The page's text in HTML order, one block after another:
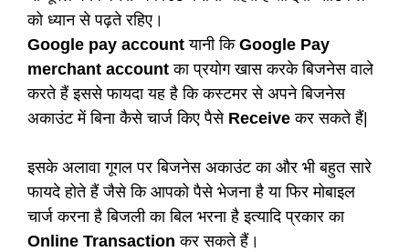
को ध्यान से पढ़ते रहिए।
Google pay account यानी कि Google Pay
merchant account का प्रयोग खास करके बिजनेस वाले
करते हैं इससे फायदा यह है कि कस्टमर से अपने बिजनेस
अकाउंट में बिना कैसे चार्ज किए पैसे Receive कर सकते हैं|
इसके अलावा गूगल पर बिजनेस अकाउंट का और भी बहुत सारे
फायदे होते हैं जैसे कि आपको पैसे भेजना है या फिर मोबाइल
चार्ज करना है बिजली का बिल भरना है इत्यादि प्रकार का
Online Transactionकर सकते हैं।